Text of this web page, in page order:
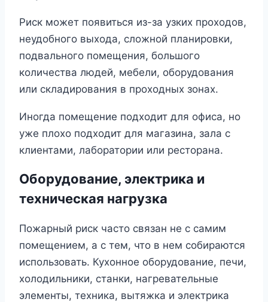
Риск может появиться из-за узких проходов,
неудобного выхода, сложной планировки,
подвального помещения, большого
количества людей, мебели, оборудования
или складирования в проходных зонах.
Иногда помещение подходит для офиса, но
уже плохо подходит для магазина, зала с
клиентами, лаборатории или ресторана.
Оборудование, электрика и
техническая нагрузка
Пожарный риск часто связан не с самим
помещением, а с тем, что в нем собираются
использовать. Кухонное оборудование, печи,
холодильники, станки, нагревательные
элементы, техника, вытяжка и электрика